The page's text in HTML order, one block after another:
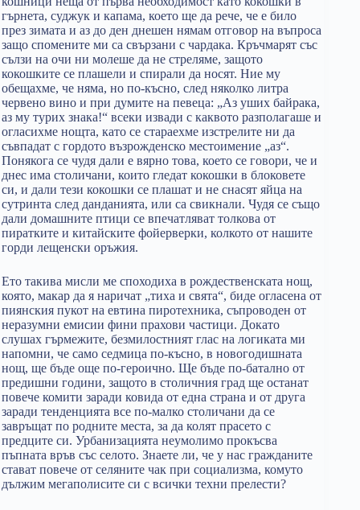
гърнета, суджук и капама, което ще да рече, че е било
през зимата и аз до ден днешен нямам отговор на въпроса
защо спомените ми са свързани с чардака. Кръчмарят със
сълзи на очи ни молеше да не стреляме, защото
кокошките се плашели и спирали да носят. Ние му
обещахме, че няма, но по-късно, след няколко литра
червено вино и при думите на певеца: „Аз уших байрака,
аз му турих знака!“ всеки извади с каквото разполагаше и
огласихме нощта, като се стараехме изстрелите ни да
съвпадат с гордото възрожденско местоимение „аз“.
Понякога се чудя дали е вярно това, което се говори, че и
днес има столичани, които гледат кокошки в блоковете
си, и дали тези кокошки се плашат и не снасят яйца на
сутринта след данданията, или са свикнали. Чудя се също
дали домашните птици се впечатляват толкова от
пиратките и китайските фойерверки, колкото от нашите
горди лещенски оръжия.
Ето такива мисли ме споходиха в рождественската нощ,
която, макар да я наричат „тиха и свята“, биде огласена от
пиянския пукот на евтина пиротехника, съпроводен от
неразумни емисии фини прахови частици. Докато
слушах гърмежите, безмилостният глас на логиката ми
напомни, че само седмица по-късно, в новогодишната
нощ, ще бъде още по-героично. Ще бъде по-батално от
предишни години, защото в столичния град ще останат
повече комити заради ковида от една страна и от друга
заради тенденцията все по-малко столичани да се
завръщат по родните места, за да колят прасето с
предците си. Урбанизацията неумолимо прокъсва
пъпната връв със селото. Знаете ли, че у нас гражданите
стават повече от селяните чак при социализма, комуто
дължим мегаполисите си с всички техни прелести?